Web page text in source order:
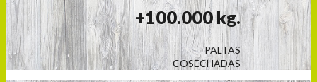
+100.000 kg.
PALTAS
COSECHADAS